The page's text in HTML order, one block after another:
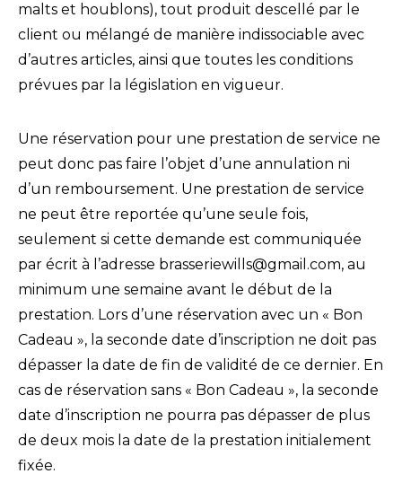
malts et houblons), tout produit descellé par le
client ou mélangé de manière indissociable avec
d’autres articles, ainsi que toutes les conditions
prévues par la législation en vigueur.
Une réservation pour une prestation de service ne
peut donc pas faire l’objet d’une annulation ni
d’un remboursement. Une prestation de service
ne peut être reportée qu’une seule fois,
seulement si cette demande est communiquée
par écrit à l’adresse brasseriewills@gmail.com, au
minimum une semaine avant le début de la
prestation. Lors d’une réservation avec un « Bon
Cadeau », la seconde date d’inscription ne doit pas
dépasser la date de fin de validité de ce dernier. En
cas de réservation sans « Bon Cadeau », la seconde
date d’inscription ne pourra pas dépasser de plus
de deux mois la date de la prestation initialement
fixée.